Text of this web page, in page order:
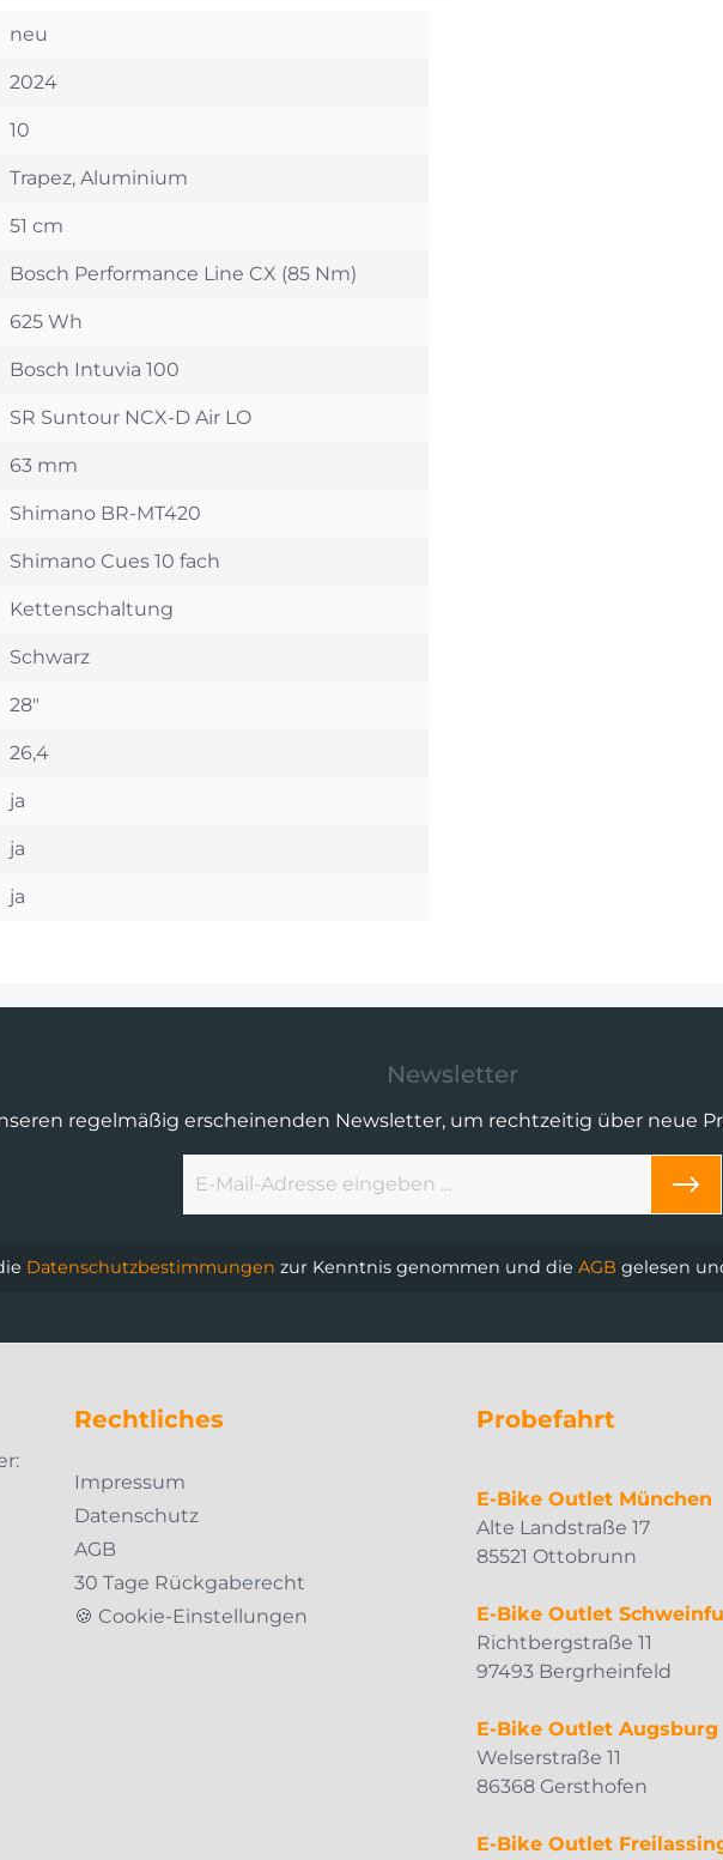
neu
2024
10
Trapez, Aluminium
51 cm
Bosch Performance Line CX (85 Nm)
625 Wh
Bosch Intuvia 100
SR Suntour NCX-D Air LO
63 mm
Shimano BR-MT420
Shimano Cues 10 fach
Kettenschaltung
Schwarz
28"
26,4
ja
ja
ja
Newsletter
regelmäßig erscheinenden Newsletter, um rechtzeitig über neue
Datenschutzbestimmungen zur Kenntnis genommen und die AGB gelesen
Rechtliches
Impressum
Datenschutz
AGB
30 Tage Rückgaberecht
🍪 Cookie-Einstellungen
Probefahrt
E-Bike Outlet München
Alte Landstraße 17
85521 Ottobrunn
E-Bike Outlet
Richtbergstraße 11
97493 Bergrheinfeld
E-Bike Outlet Augsburg
Welserstraße 11
86368 Gersthofen
E-Bike Outlet